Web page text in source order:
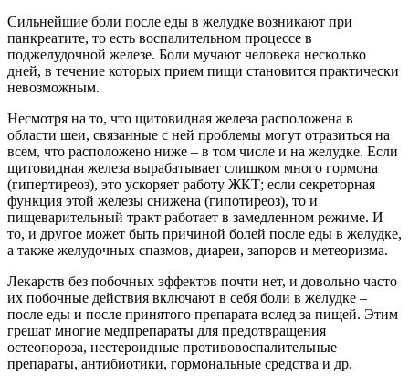
Сильнейшие боли после еды в желудке возникают при
панкреатите, то есть воспалительном процессе в
поджелудочной железе. Боли мучают человека несколько
дней, в течение которых прием пищи становится практически
невозможным.
Несмотря на то, что щитовидная железа расположена в
области шеи, связанные с ней проблемы могут отразиться на
всем, что расположено ниже – в том числе и на желудке. Если
щитовидная железа вырабатывает слишком много гормона
(гипертиреоз), это ускоряет работу ЖКТ; если секреторная
функция этой железы снижена (гипотиреоз), то и
пищеварительный тракт работает в замедленном режиме. И
то, и другое может быть причиной болей после еды в желудке,
а также желудочных спазмов, диареи, запоров и метеоризма.
Лекарств без побочных эффектов почти нет, и довольно часто
их побочные действия включают в себя боли в желудке –
после еды и после принятого препарата вслед за пищей. Этим
грешат многие медпрепараты для предотвращения
остеопороза, нестероидные противовоспалительные
препараты, антибиотики, гормональные средства и др.